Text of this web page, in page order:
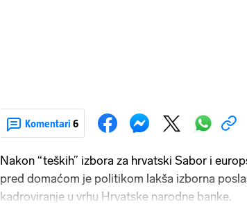
Komentari 6
Nakon “teških” izbora za hrvatski Sabor i
pred domaćom je politikom lakša izborna
kadroviranje u vrhu Hrvatske narodne banke.